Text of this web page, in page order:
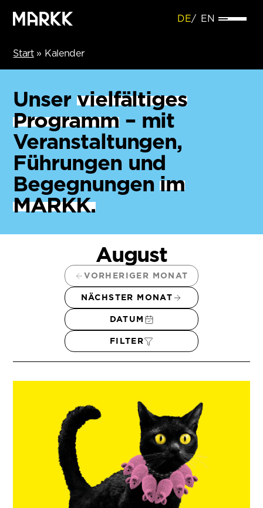
DE EN
Start» Kalender
Unser vielfältiges
Programm– mit
Veranstaltungen,
Führungen und
Begegnungenim
MARKK.
August
VORHERIGER MONAT
NÄCHSTER MONAT
DATUM
FILTER